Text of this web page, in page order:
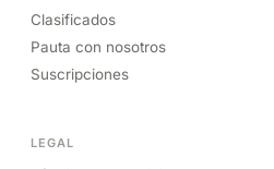
Clasificados
Pauta con nosotros
Suscripciones
LEGAL